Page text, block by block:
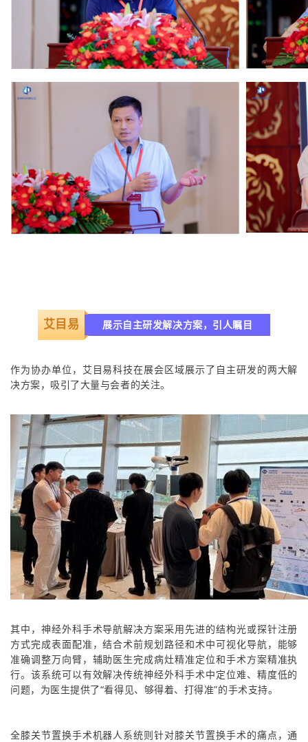
艾目易 展示自主研发解决方案，引人瞩目
作为协办单位，艾目易科技在展会区域展示了自主研发的两大解
决方案，吸引了大量与会者的关注。
其中，神经外科手术导航解决方案采用先进的结构光或探针注册
方式完成表面配准，结合术前规划路径和术中可视化导航，能够
准确调整万向臂，辅助医生完成病灶精准定位和手术方案精准执
行。该系统可以有效解决传统神经外科手术中定位难、精度低的
问题，为医生提供了“看得见、够得着、打得准”的手术支持。
全膝关节置换手术机器人系统则针对膝关节置换手术的痛点，通